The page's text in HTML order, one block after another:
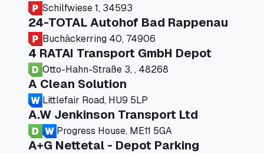
Schilfwiese 1, 34593
24-TOTAL Autohof Bad Rappenau
Buchäckerring 40, 74906
4 RATAI Transport GmbH Depot
Otto-Hahn-Straße 3, , 48268
A Clean Solution
Littlefair Road, HU9 5LP
A.W Jenkinson Transport Ltd
Progress House, ME11 5GA
A+G Nettetal - Depot Parking